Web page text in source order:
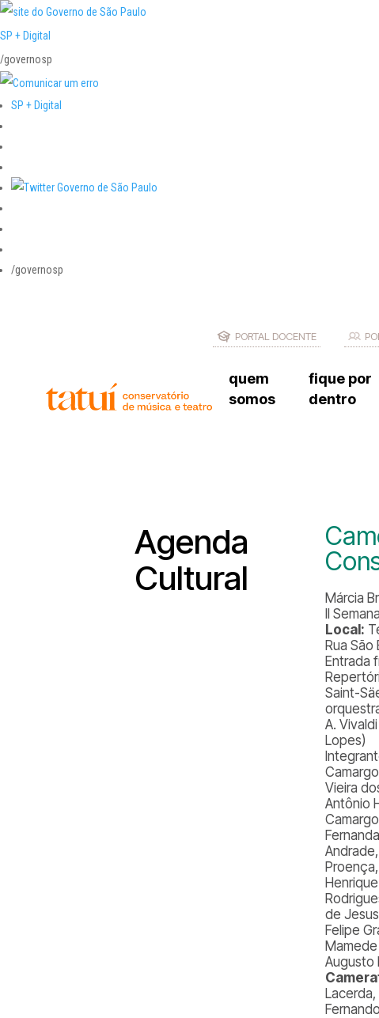
SP + Digital
/governosp
SP + Digital
/governosp
PORTAL DOCENTE
quem
somos
fique por
dentro
Agenda
Cultural
Márcia
II
Local:
Rua
Entrada
Saint-
A.
Lopes)
Vieira
Antônio
de
Felipe
Augusto